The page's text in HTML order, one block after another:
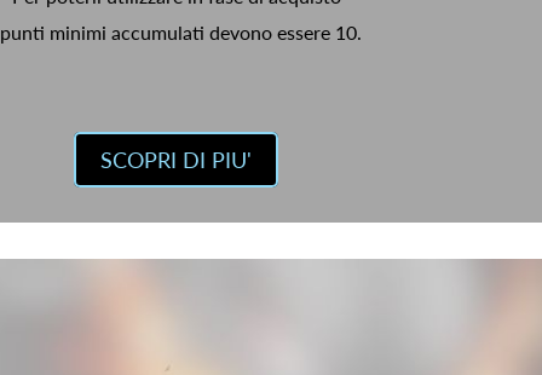
minimi accumulati devono essere 10.
SCOPRI DI PIU'